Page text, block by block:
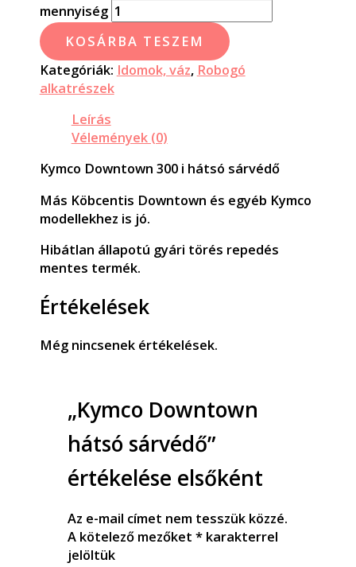
mennyiség
KOSÁRBA TESZEM
Kategóriák: Idomok, váz, Robogó
alkatrészek
Leírás
Vélemények (0)
Kymco Downtown 300 i hátsó sárvédő
Más Köbcentis Downtown és egyéb Kymco
modellekhez is jó.
Hibátlan állapotú gyári törés repedés
mentes termék.
Értékelések
Még nincsenek értékelések.
„Kymco Downtown
hátsó sárvédő”
értékelése elsőként
Az e-mail címet nem tesszük közzé.
A kötelező mezőket *karakterrel
jelöltük